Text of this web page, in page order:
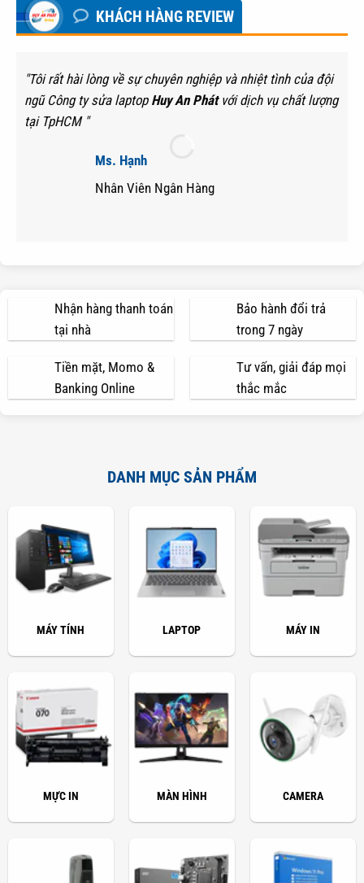
KHÁCH HÀNG REVIEW
"Tôi rất hài lòng về sự chuyên nghiệp và nhiệt tình của đội
ngũ Công ty sửa laptop Huy An Phátvới dịch vụ chất lượng
tại TpHCM "
Ms. Hạnh
Nhân Viên Ngân Hàng
Nhận hàng thanh toán
tại nhà
Bảo hành đổi trả
trong 7 ngày
Tiền mặt, Momo &
Banking Online
Tư vấn, giải đáp mọi
thắc mắc
DANH MỤC SẢN PHẨM
MÁY TÍNH LAPTOP MÁY IN
MỰC IN MÀN HÌNH CAMERA